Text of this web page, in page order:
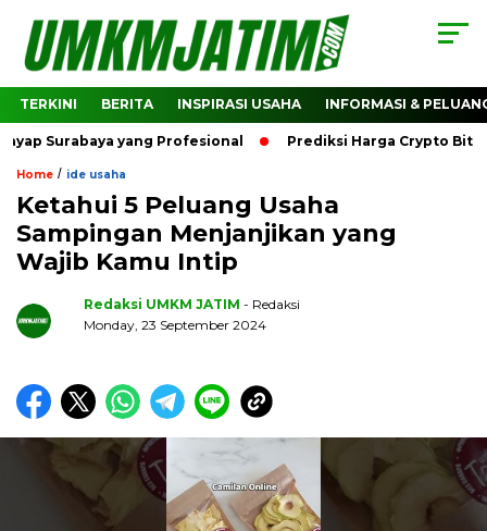
TERKINI BERITA INSPIRASI USAHA INFORMASI &
yang Profesional Prediksi Harga Crypto Bitcoin:
Home / ide usaha
Ketahui 5 Peluang Usaha
Sampingan Menjanjikan yang
Wajib Kamu Intip
Redaksi UMKM JATIM - Redaksi
Monday, 23 September 2024